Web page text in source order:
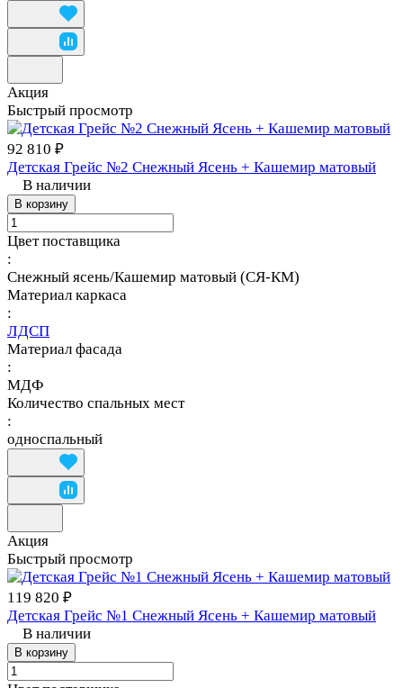
Акция
Быстрый просмотр
92 810 ₽
Детская Грейс №2 Снежный Ясень + Кашемир матовый
В наличии
В корзину
Цвет поставщика
:
Снежный ясень/Кашемир матовый (СЯ-КМ)
Материал каркаса
:
ЛДСП
Материал фасада
:
МДФ
Количество спальных мест
:
односпальный
Акция
Быстрый просмотр
119 820 ₽
Детская Грейс №1 Снежный Ясень + Кашемир матовый
В наличии
В корзину